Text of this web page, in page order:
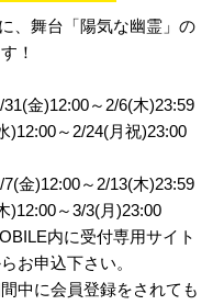
、舞台「陽気な幽霊」の
！
金)12:00～2/6(木)23:59
)12:00～2/24(月祝)23:00
金)12:00～2/13(木)23:59
)12:00～3/3(月)23:00
内に受付専用サイト
お申込下さい。
中に会員登録をされても